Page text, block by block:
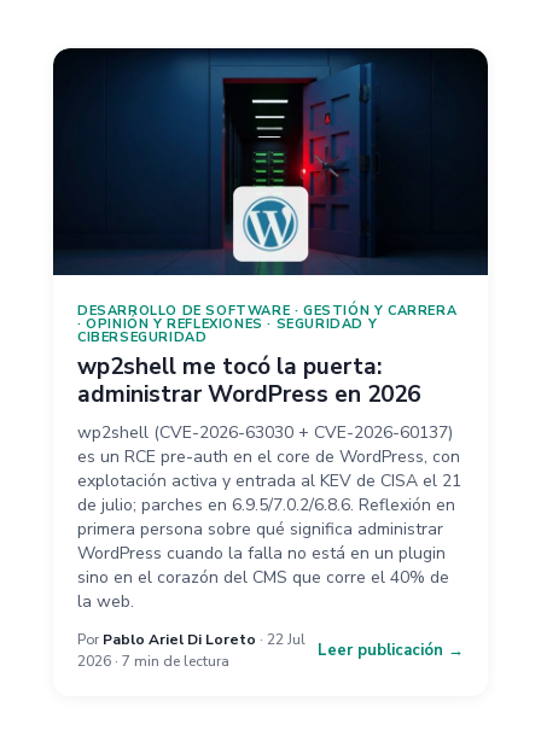
DESARROLLO DE SOFTWARE ·GESTIÓN Y CARRERA
·OPINIÓN Y REFLEXIONES · SEGURIDAD Y
CIBERSEGURIDAD
wp2shell me tocó la puerta:
administrar WordPress en 2026
wp2shell (CVE-2026-63030 + CVE-2026-60137)
es un RCE pre-auth en el core de WordPress, con
explotación activa y entrada al KEV de CISA el 21
de julio; parches en 6.9.5/7.0.2/6.8.6. Reflexión en
primera persona sobre qué significa administrar
WordPress cuando la falla no está en un plugin
sino en el corazón del CMS que corre el 40% de
la web.
Por Pablo Ariel Di Loreto · 22 Jul
2026 · 7 min de lectura
Leer publicación →